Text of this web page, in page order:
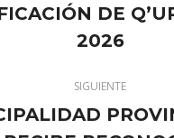
Publicación
anterior:
DE
2026
SIGUIENTE